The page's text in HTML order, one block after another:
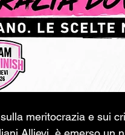
meritocrazia e sui